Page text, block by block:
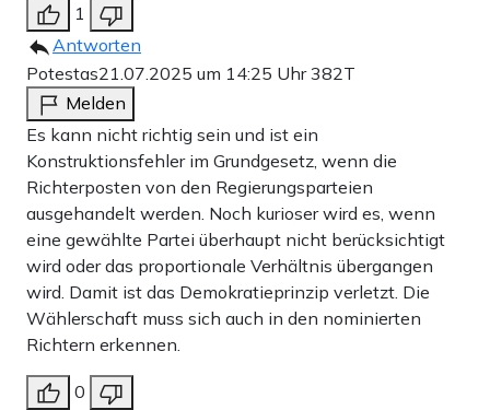
1
Antworten
Potestas21.07.2025 um 14:25 Uhr382T
Melden
Es kann nicht richtig sein und ist ein
Konstruktionsfehler im Grundgesetz, wenn die
Richterposten von den Regierungsparteien
ausgehandelt werden. Noch kurioser wird es, wenn
eine gewählte Partei überhaupt nicht berücksichtigt
wird oder das proportionale Verhältnis übergangen
wird. Damit ist das Demokratieprinzip verletzt. Die
Wählerschaft muss sich auch in den nominierten
Richtern erkennen.
0